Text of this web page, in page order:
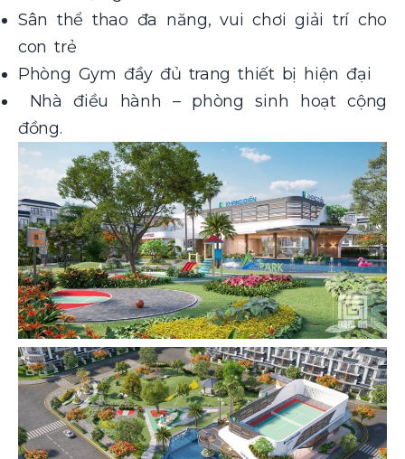
Sân thể thao đa năng, vui chơi giải trí cho
con trẻ
Phòng Gym đầy đủ trang thiết bị hiện đại
Nhà điều hành – phòng sinh hoạt cộng
đồng.